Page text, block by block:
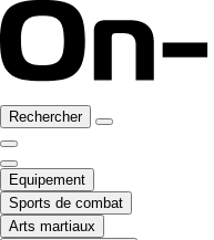
Rechercher
Equipement
Sports de combat
Arts martiaux